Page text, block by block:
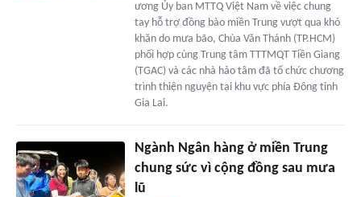
ương Ủy ban MTTQ Việt Nam về việc chung
tay hỗ trợ đồng bào miền Trung vượt qua khó
khăn do mưa bão, Chùa Văn Thánh (TP.HCM)
phối hợp cùng Trung tâm TTTMQT Tiền Giang
(TGAC) và các nhà hảo tâm đã tổ chức chương
trình thiện nguyện tại khu vực phía Đông tỉnh
Gia Lai.
Ngành Ngân hàng ở miền Trung
chung sức vì cộng đồng sau mưa
lũ